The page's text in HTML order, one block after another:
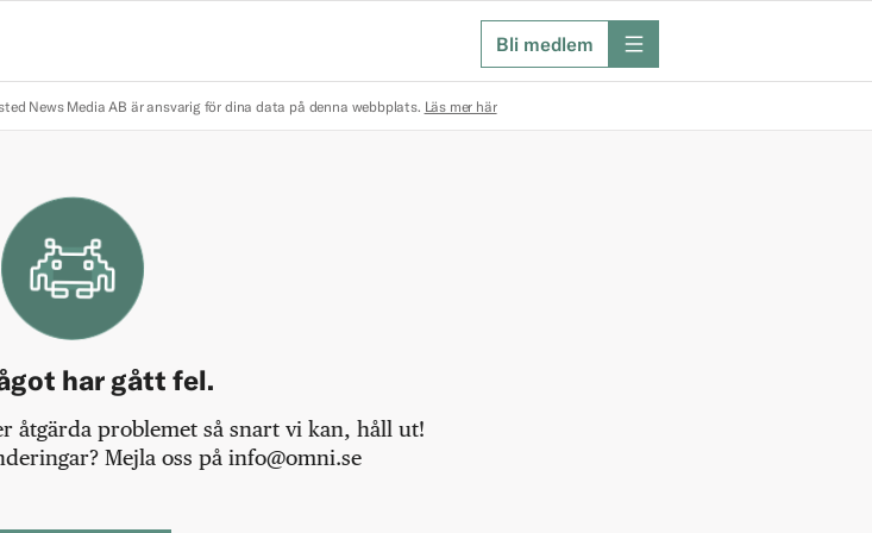
Bli medlem meny
News Media AB är ansvarig för dina data på denna webbplats. Läs mer här
har gått fel.
åtgärda problemet så snart vi kan, håll ut!
Mejla oss på info@omni.se